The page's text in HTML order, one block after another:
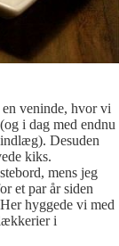
veninde, hvor vi
i dag med endnu
Desuden
kiks.
mens jeg
et par år siden
hyggede vi med
i